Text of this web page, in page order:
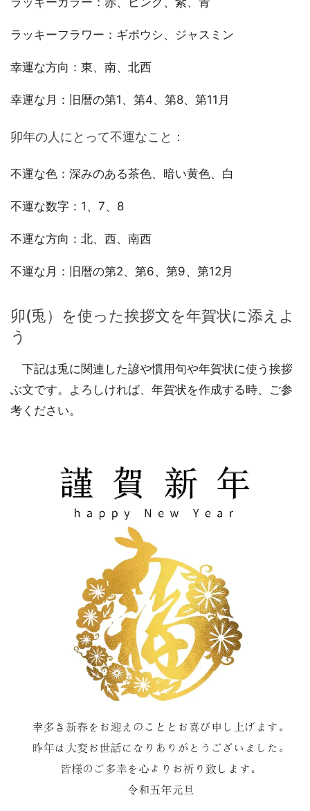
ラッキーフラワー：ギボウシ、ジャスミン
幸運な方向：東、南、北西
幸運な月：旧暦の第1、第4、第8、第11月
卯年の人にとって不運なこと：
不運な色：深みのある茶色、暗い黄色、白
不運な数字：1、7、8
不運な方向：北、西、南西
不運な月：旧暦の第2、第6、第9、第12月
卯(兎）を使った挨拶文を年賀状に添えよ
う
下記は兎に関連した諺や慣用句や年賀状に使う挨拶
ぶ文です。よろしければ、年賀状を作成する時、ご参
考ください。